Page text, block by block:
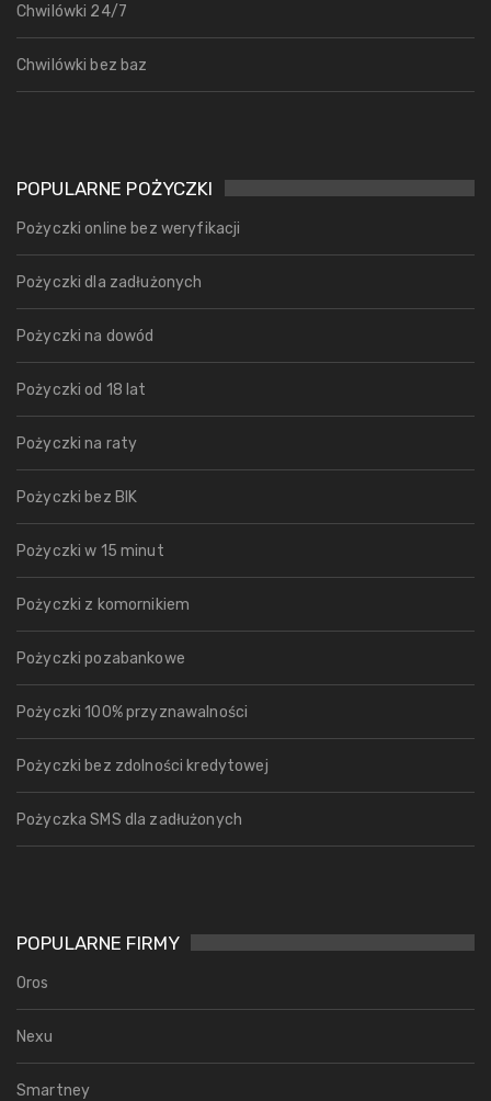
Chwilówki 24/7
Chwilówki bez baz
POPULARNE POŻYCZKI
Pożyczki online bez weryfikacji
Pożyczki dla zadłużonych
Pożyczki na dowód
Pożyczki od 18 lat
Pożyczki na raty
Pożyczki bez BIK
Pożyczki w 15 minut
Pożyczki z komornikiem
Pożyczki pozabankowe
Pożyczki 100% przyznawalności
Pożyczki bez zdolności kredytowej
Pożyczka SMS dla zadłużonych
POPULARNE FIRMY
Oros
Nexu
Smartney